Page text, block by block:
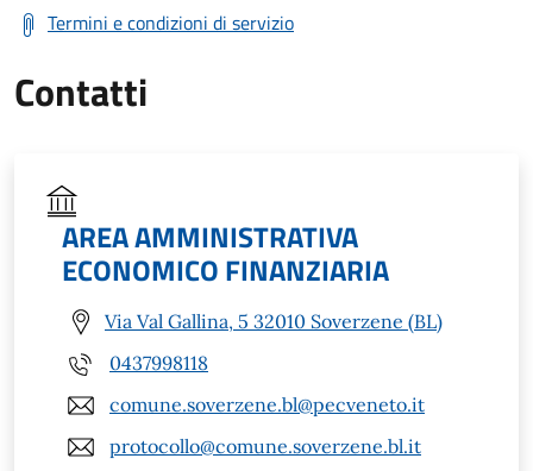
Termini e condizioni di servizio
Contatti
AREA AMMINISTRATIVA
ECONOMICO FINANZIARIA
Via Val Gallina, 5 32010 Soverzene (BL)
0437998118
comune.soverzene.bl@pecveneto.it
protocollo@comune.soverzene.bl.it